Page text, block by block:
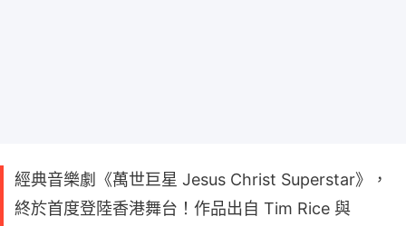
經典音樂劇《萬世巨星 Jesus Christ Superstar》，
終於首度登陸香港舞台！作品出自 Tim Rice 與